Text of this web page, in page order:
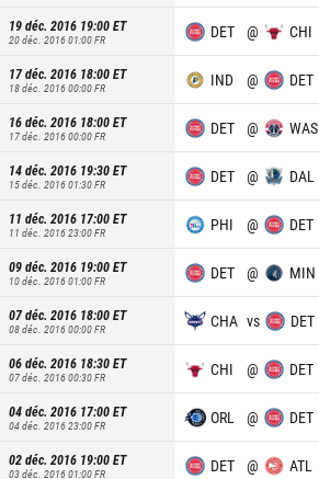
19 déc. 2016 19:00ET
20 déc. 2016 01:00FR DET @ CHI
17 déc. 2016 18:00ET
18 déc. 2016 00:00FR IND @ DET
16 déc. 2016 18:00ET
17 déc. 2016 00:00FR DET @ WAS
14 déc. 2016 19:30ET
15 déc. 2016 01:30FR DET @ DAL
11 déc. 2016 17:00ET
11 déc. 2016 23:00FR PHI @ DET
09 déc. 2016 19:00ET
10 déc. 2016 01:00FR DET @ MIN
07 déc. 2016 18:00ET
08 déc. 2016 00:00FR CHA vs DET
06 déc. 2016 18:30ET
07 déc. 2016 00:30FR CHI @ DET
04 déc. 2016 17:00ET
04 déc. 2016 23:00FR ORL @ DET
02 déc. 2016 19:00ET
03 déc. 2016 01:00FR DET @ ATL